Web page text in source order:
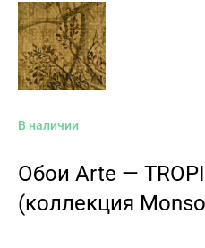
В наличии
Обои Arte —
(коллекция